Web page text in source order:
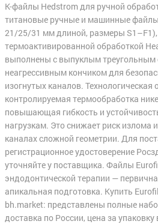
K-файлы Hedstrom для ручной
титановые ручные и машинные
21/25/31 мм длиной, размеры S1–F1),
термоактивированной обработкой
выполнены с выпуклым треугольным
неагрессивным кончиком для
изогнутых каналов. Технологическая
контролируемая термообработка
повышающая гибкость и
нагрузкам. Это снижает риск излома
каналах сложной геометрии. Для
регистрационное удостоверение
уточняйте у поставщика. Файлы
эндодонтической терапии —
апикальная подготовка. Купить
bh.market: представлены полные
доставка по России, цена за